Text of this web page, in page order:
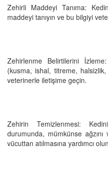
Zehirli Maddeyi Tanıma:
maddeyi tanıyın ve bu bilgiyi
Zehirlenme Belirtilerini
(kusma, ishal, titreme,
veterinerle iletişime geçin.
Zehirin Temizlenmesi:
durumunda, mümkünse
vücuttan atılmasına yardımcı